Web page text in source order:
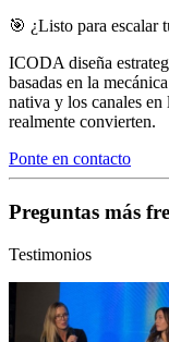
🎯 ¿Listo para escalar
ICODA diseña
basadas en la
nativa y los canales
realmente convierten.
Ponte en contacto
Preguntas más
Testimonios